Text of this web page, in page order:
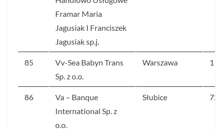
Framar Maria
Jagusiak I Franciszek
Jagusiak sp.j.
85
Vv-Sea Babyn Trans
Sp. z o.o.
Warszawa 117
86
Va – Banque
International Sp. z
o.o.
Słubice 722